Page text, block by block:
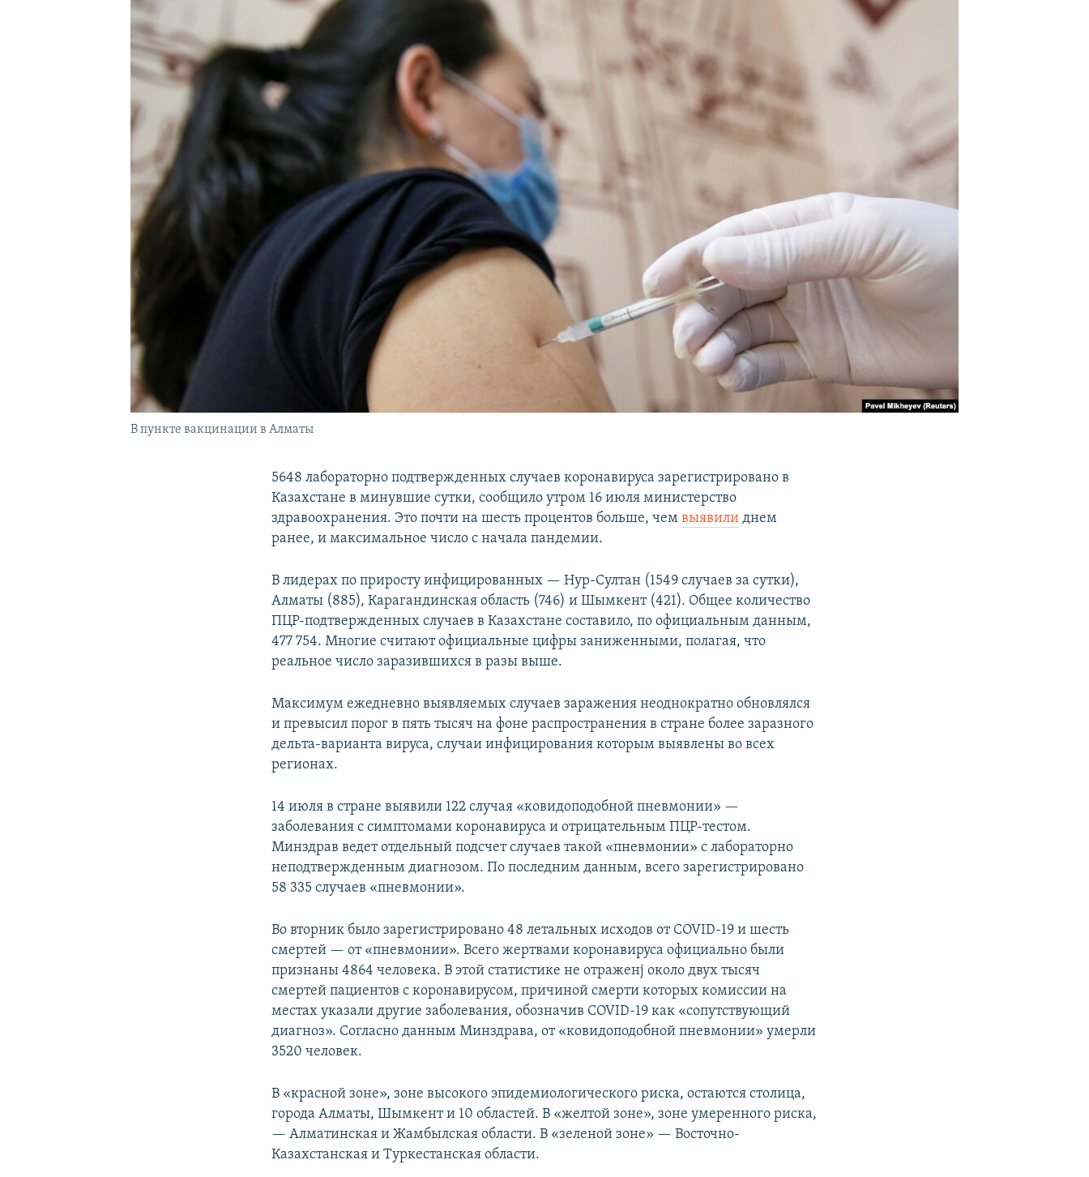
В пункте вакцинации в Алматы
5648 лабораторно подтвержденных случаев коронавируса зарегистрировано в
Казахстане в минувшие сутки, сообщило утром 16 июля министерство
здравоохранения. Это почти на шесть процентов больше, чемвыявили днем
ранее, и максимальное число с начала пандемии.
В лидерах по приросту инфицированных — Нур-Султан (1549 случаев за сутки),
Алматы (885), Карагандинская область (746) и Шымкент (421). Общее количество
ПЦР-подтвержденных случаев в Казахстане составило, по официальным данным,
477 754. Многие считают официальные цифры заниженными, полагая, что
реальное число заразившихся в разы выше.
Максимум ежедневно выявляемых случаев заражения неоднократно обновлялся
и превысил порог в пять тысяч на фоне распространения в стране более заразного
дельта-варианта вируса, случаи инфицирования которым выявлены во всех
регионах.
14 июля в стране выявили 122 случая «ковидоподобной пневмонии» —
заболевания с симптомами коронавируса и отрицательным ПЦР-тестом.
Минздрав ведет отдельный подсчет случаев такой «пневмонии» с лабораторно
неподтвержденным диагнозом. По последним данным, всего зарегистрировано
58 335 случаев «пневмонии».
Во вторник было зарегистрировано 48 летальных исходов от COVID-19 и шесть
смертей — от «пневмонии». Всего жертвами коронавируса официально были
признаны 4864 человека. В этой статистике не отраженj около двух тысяч
смертей пациентов с коронавирусом, причиной смерти которых комиссии на
местах указали другие заболевания, обозначив COVID-19 как «сопутствующий
диагноз». Согласно данным Минздрава, от «ковидоподобной пневмонии» умерли
3520 человек.
В «красной зоне», зоне высокого эпидемиологического риска, остаются столица,
города Алматы, Шымкент и 10 областей. В «желтой зоне», зоне умеренного риска,
— Алматинская и Жамбылская области. В «зеленой зоне» — Восточно-
Казахстанская и Туркестанская области.